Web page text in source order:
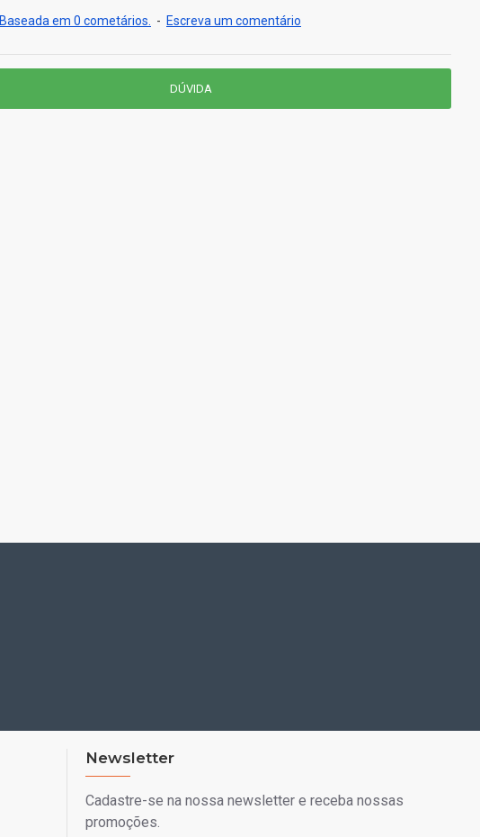
Baseada em 0 cometários. - Escreva um comentário
DÚVIDA
Newsletter
Cadastre-se na nossa newsletter e receba nossas
promoções.